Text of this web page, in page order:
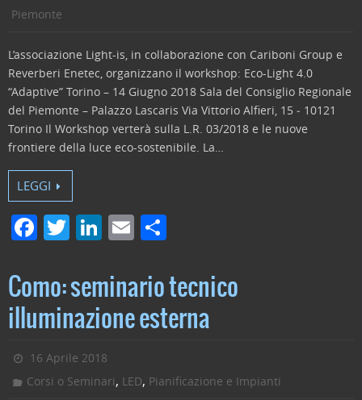
Piemonte
L’associazione Light-is, in collaborazione con Cariboni Group e
Reverberi Enetec, organizzano il workshop: Eco-Light 4.0
“Adaptive” Torino – 14 Giugno 2018 Sala del Consiglio Regionale
del Piemonte – Palazzo Lascaris Via Vittorio Alfieri, 15 ‐ 10121
Torino Il Workshop verterà sulla L.R. 03/2018 e le nuove
frontiere della luce eco-sostenibile. La…
LEGGI
F
c
e
b
o
o
T
itt
er
Li
k
e
dI
n
E
ai
l
n
di
vi
Como: seminario tecnico
illuminazione esterna
16 Aprile 2018
Corsi o Seminari, LED, Pianificazione e Impianti